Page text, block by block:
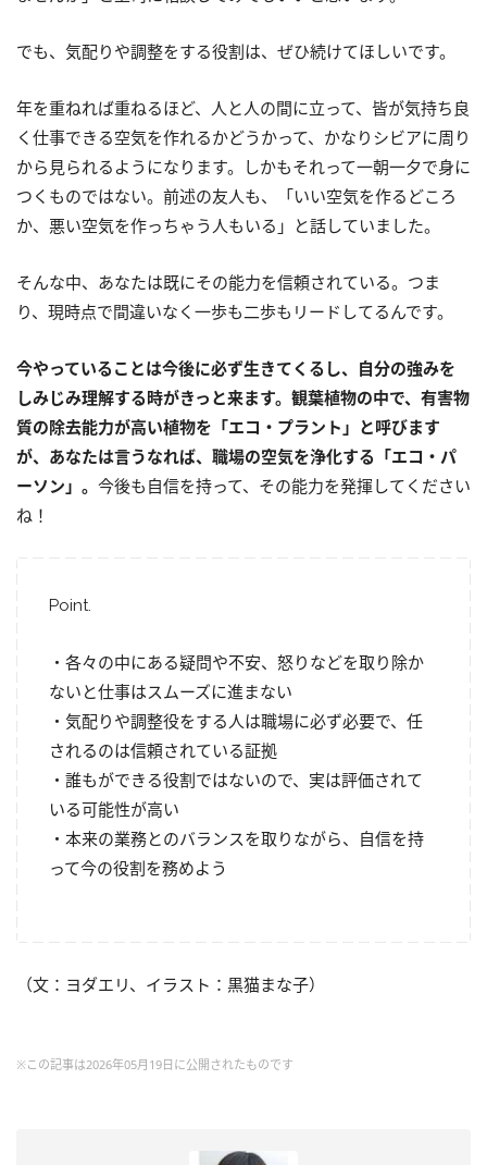
でも、気配りや調整をする役割は、ぜひ続けてほしいです。
年を重ねれば重ねるほど、人と人の間に立って、皆が気持ち良
く仕事できる空気を作れるかどうかって、かなりシビアに周り
から見られるようになります。しかもそれって一朝一夕で身に
つくものではない。前述の友人も、「いい空気を作るどころ
か、悪い空気を作っちゃう人もいる」と話していました。
そんな中、あなたは既にその能力を信頼されている。つま
り、現時点で間違いなく一歩も二歩もリードしてるんです。
今やっていることは今後に必ず生きてくるし、自分の強みを
しみじみ理解する時がきっと来ます。観葉植物の中で、有害物
質の除去能力が高い植物を「エコ・プラント」と呼びます
が、あなたは言うなれば、職場の空気を浄化する「エコ・パ
ーソン」。 今後も自信を持って、その能力を発揮してください
ね！
Point.
・各々の中にある疑問や不安、怒りなどを取り除か
ないと仕事はスムーズに進まない
・気配りや調整役をする人は職場に必ず必要で、任
されるのは信頼されている証拠
・誰もができる役割ではないので、実は評価されて
いる可能性が高い
・本来の業務とのバランスを取りながら、自信を持
って今の役割を務めよう
（文：ヨダエリ、イラスト：黒猫まな子）
※この記事は2026年05月19日に公開されたものです